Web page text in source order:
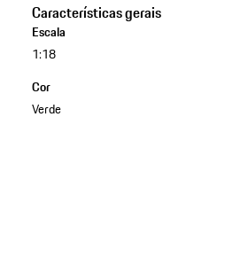
Características gerais
Escala
1:18
Cor
Verde